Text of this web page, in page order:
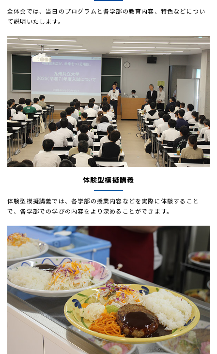
全体会では、当日のプログラムと各学部の教育内容、特色などについ
て説明いたします。
体験型模擬講義
体験型模擬講義では、各学部の授業内容などを実際に体験すること
で、各学部での学びの内容をより深めることができます。